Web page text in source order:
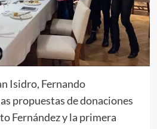
Isidro, Fernando
propuestas de donaciones
Fernández y la primera